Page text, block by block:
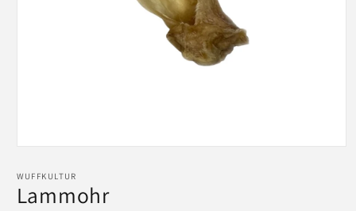
in
Modal
öffnen
WUFFKULTUR
Lammohr